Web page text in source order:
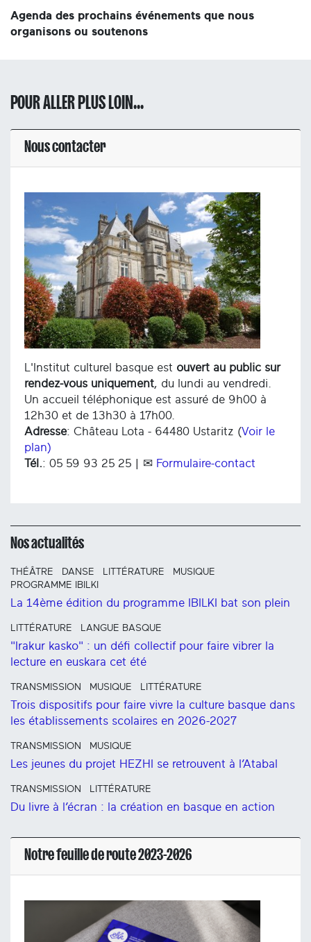
Agenda des prochains événements que nous
organisons ou soutenons
POUR ALLER PLUS LOIN...
Nous contacter
L'Institut culturel basque est ouvert au public sur
rendez-vous uniquement, du lundi au vendredi.
Un accueil téléphonique est assuré de 9h00 à
12h30 et de 13h30 à 17h00.
Adresse: Château Lota - 64480 Ustaritz (Voir le
plan)
Tél.: 05 59 93 25 25 | ✉ Formulaire-contact
Nos actualités
THÉÂTRE DANSE LITTÉRATURE
MUSIQUE
PROGRAMME IBILKI
La 14ème édition du programme IBILKI bat son plein
LITTÉRATURE LANGUE BASQUE
"Irakur kasko" : un défi collectif pour faire vibrer la
lecture en euskara cet été
TRANSMISSION MUSIQUE LITTÉRATURE
Trois dispositifs pour faire vivre la culture basque dans
les établissements scolaires en 2026-2027
TRANSMISSION MUSIQUE
Les jeunes du projet HEZHI se retrouvent à l’Atabal
TRANSMISSION LITTÉRATURE
Du livre à l’écran : la création en basque en action
Notre feuille de route 2023-2026